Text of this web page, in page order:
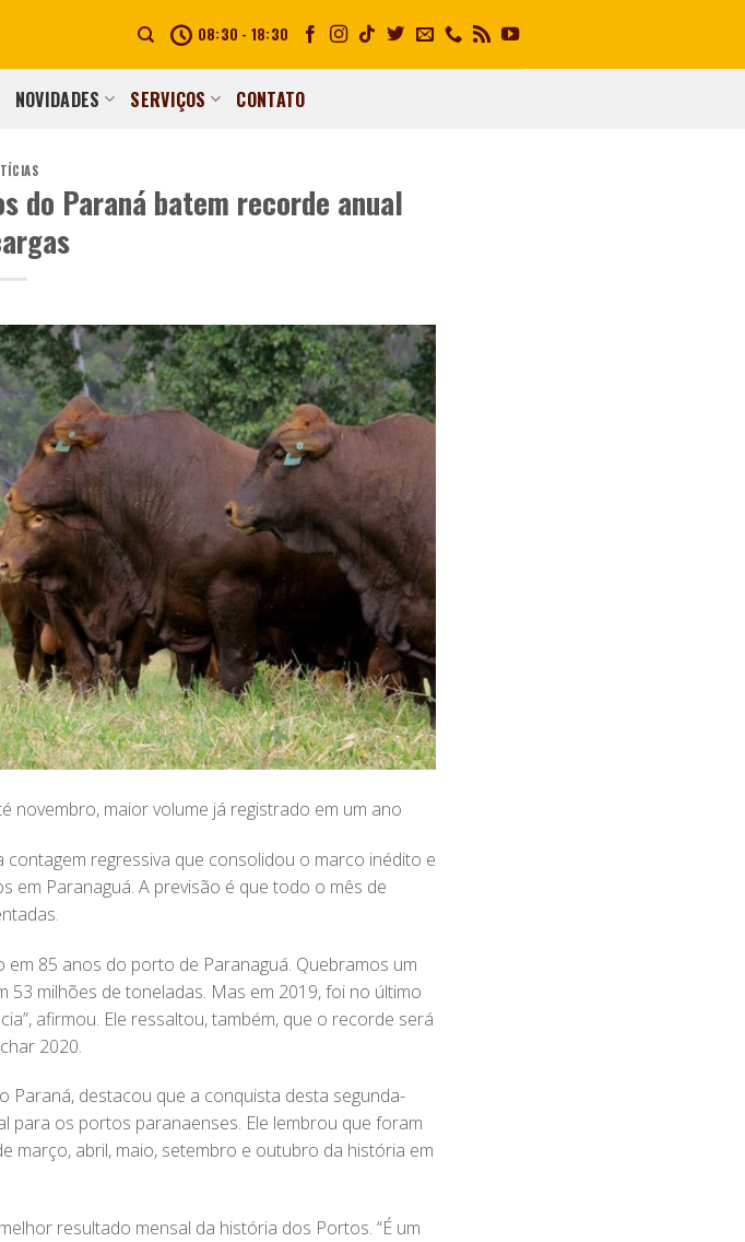
08:30 - 18:30
NOVIDADES SERVIÇOS CONTATO
do Paraná batem recorde anual
novembro, maior volume já registrado em um ano
regressiva que consolidou o marco inédito e
Paranaguá. A previsão é que todo o mês de
85 anos do porto de Paranaguá. Quebramos um
milhões de toneladas. Mas em 2019, foi no último
afirmou. Ele ressaltou, também, que o recorde será
2020.
destacou que a conquista desta segunda-
para os portos paranaenses. Ele lembrou que foram
março, abril, maio, setembro e outubro da história em
resultado mensal da história dos Portos. “É um